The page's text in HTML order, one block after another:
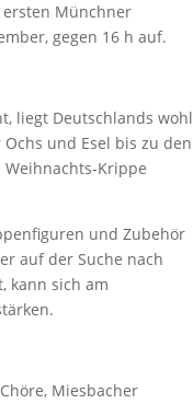
Münchner
gegen 16 h auf.
liegt Deutschlands wohl
und Esel bis zu den
Krippe
und Zubehör
auf der Suche nach
kann sich am
Miesbacher